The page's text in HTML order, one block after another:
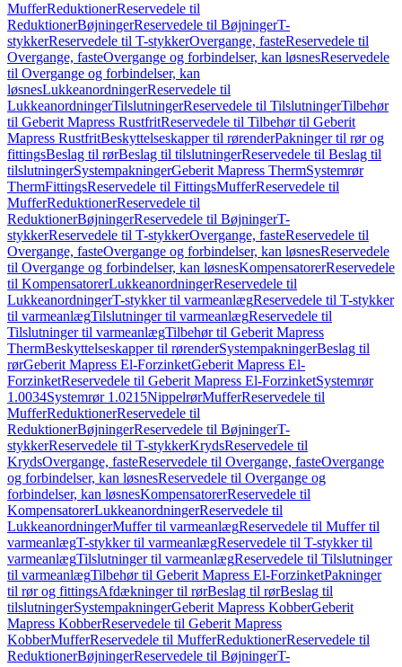
MufferReduktionerReservedele til
ReduktionerBøjningerReservedele til BøjningerT-
stykkerReservedele til T-stykkerOvergange, fasteReservedele til
Overgange, fasteOvergange og forbindelser, kan løsnesReservedele
til Overgange og forbindelser, kan
løsnesLukkeanordningerReservedele til
LukkeanordningerTilslutningerReservedele til TilslutningerTilbehør
til Geberit Mapress RustfritReservedele til Tilbehør til Geberit
Mapress RustfritBeskyttelseskapper til rørenderPakninger til rør og
fittingsBeslag til rørBeslag til tilslutningerReservedele til Beslag til
tilslutningerSystempakningerGeberit Mapress ThermSystemrør
ThermFittingsReservedele til FittingsMufferReservedele til
MufferReduktionerReservedele til
ReduktionerBøjningerReservedele til BøjningerT-
stykkerReservedele til T-stykkerOvergange, fasteReservedele til
Overgange, fasteOvergange og forbindelser, kan løsnesReservedele
til Overgange og forbindelser, kan løsnesKompensatorerReservedele
til KompensatorerLukkeanordningerReservedele til
LukkeanordningerT-stykker til varmeanlægReservedele til T-stykker
til varmeanlægTilslutninger til varmeanlægReservedele til
Tilslutninger til varmeanlægTilbehør til Geberit Mapress
ThermBeskyttelseskapper til rørenderSystempakningerBeslag til
rørGeberit Mapress El-ForzinketGeberit Mapress El-
ForzinketReservedele til Geberit Mapress El-ForzinketSystemrør
1.0034Systemrør 1.0215NippelrørMufferReservedele til
MufferReduktionerReservedele til
ReduktionerBøjningerReservedele til BøjningerT-
stykkerReservedele til T-stykkerKrydsReservedele til
KrydsOvergange, fasteReservedele til Overgange, fasteOvergange
og forbindelser, kan løsnesReservedele til Overgange og
forbindelser, kan løsnesKompensatorerReservedele til
KompensatorerLukkeanordningerReservedele til
LukkeanordningerMuffer til varmeanlægReservedele til Muffer til
varmeanlægT-stykker til varmeanlægReservedele til T-stykker til
varmeanlægTilslutninger til varmeanlægReservedele til Tilslutninger
til varmeanlægTilbehør til Geberit Mapress El-ForzinketPakninger
til rør og fittingsAfdækninger til rørBeslag til rørBeslag til
tilslutningerSystempakningerGeberit Mapress KobberGeberit
Mapress KobberReservedele til Geberit Mapress
KobberMufferReservedele til MufferReduktionerReservedele til
ReduktionerBøjningerReservedele til BøjningerT-